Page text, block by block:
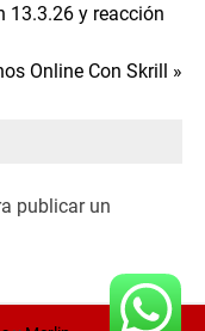
13.3.26 y reacción
Online Con Skrill »
publicar un